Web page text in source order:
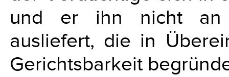
und er ihn nicht an
ausliefert, die in
Gerichtsbarkeit